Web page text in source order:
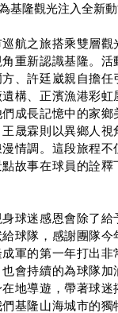
基隆觀光注入全新動
巡航之旅搭乘雙層
重新認識基隆。活
、許廷崴親自擔任
構、正濱漁港彩虹
成長記憶中的家鄉
晟霖則以異鄉人
情調。這段旅程不
故事在球員的詮釋
球迷感恩會除了給
球隊，感謝團隊今
軍的第一年打出非
會持續的為球隊加
地導遊，帶著球迷
基隆山海城市的獨